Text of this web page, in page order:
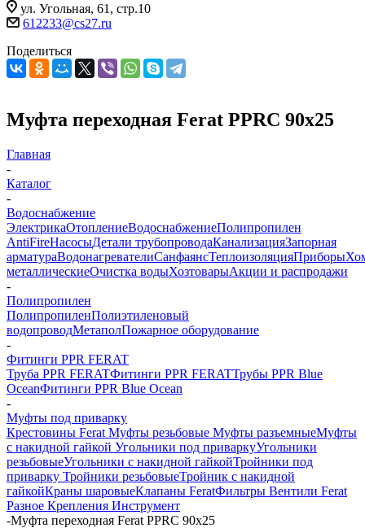
ул. Угольная, 61, стр.10
612233@cs27.ru
Поделиться
Муфта переходная Ferat PPRC 90х25
Главная
-
Каталог
-
Водоснабжение
ЭлектрикаОтоплениеВодоснабжениеПолипропилен
AntiFireНасосыДетали трубопроводаКанализацияЗапорная
арматураВодонагревателиСанфаянсТеплоизоляцияПриборы
металлическиеОчистка водыХозтоварыАкции и распродажи
-
Полипропилен
ПолипропиленПолиэтиленовый
водопроводМетаполПожарное оборудование
-
Фитинги PPR FERAT
Труба PPR FERATФитинги PPR FERATТрубы PPR Blue
OceanФитинги PPR Blue Ocean
-
Муфты под приварку
Крестовины Ferat Муфты резьбовые Муфты разъемныеМуфты
с накидной гайкой Угольники под приваркуУгольники
резьбовыеУгольники с накидной гайкойТройники под
приварку Тройники резьбовыеТройник с накидной
гайкойКраны шаровыеКлапаны FeratФильтры Вентили Ferat
Разное Крепления Инструмент
-Муфта переходная Ferat PPRC 90х25